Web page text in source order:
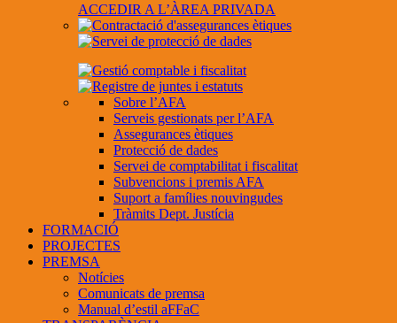
ACCEDIR A L’ÀREA PRIVADA
Sobre l’AFA
Serveis gestionats per l’AFA
Assegurances ètiques
Protecció de dades
Servei de comptabilitat i fiscalitat
Subvencions i premis AFA
Suport a famílies nouvingudes
Tràmits Dept. Justícia
FORMACIÓ
PROJECTES
PREMSA
Notícies
Comunicats de premsa
Manual d’estil aFFaC